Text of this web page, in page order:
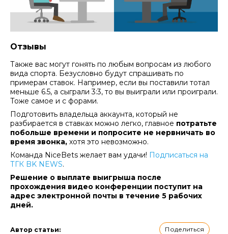
Отзывы
Также вас могут гонять по любым вопросам из любого
вида спорта. Безусловно будут спрашивать по
примерам ставок. Например, если вы поставили тотал
меньше 6.5, а сыграли 3:3, то вы выиграли или проиграли.
Тоже самое и с форами.
Подготовить владельца аккаунта, который не
разбирается в ставках можно легко, главное потратьте
побольше времени и попросите не нервничать во
время звонка, хотя это невозможно.
Команда NiceBets желает вам удачи! Подписаться на
ТГК BK NEWS.
Решение о выплате выигрыша после
прохождения видео конференции поступит на
адрес электронной почты в течение 5 рабочих
дней.
Автор статьи: Поделиться